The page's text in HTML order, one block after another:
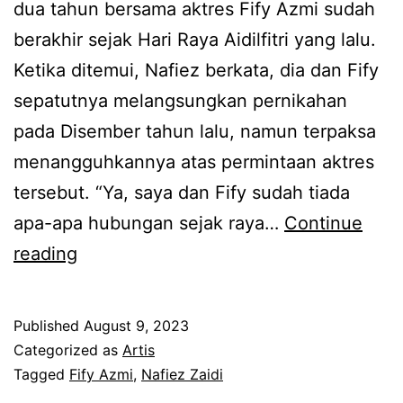
g
k
e
l
a
k
a
r
i
n
i
p
u
l
a
l
n
dua tahun bersama aktres Fify Azmi sudah
berakhir sejak Hari Raya Aidilfitri yang lalu.
Ketika ditemui, Nafiez berkata, dia dan Fify
sepatutnya melangsungkan pernikahan
pada Disember tahun lalu, namun terpaksa
menangguhkannya atas permintaan aktres
tersebut. “Ya, saya dan Fify sudah tiada
apa-apa hubungan sejak raya… Continue
reading
k
e
Published August 9, 2023
Categorized as Artis
Tagged Fify Azmi, Nafiez Zaidi